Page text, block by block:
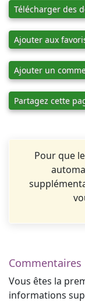
Télécharger des
Ajouter aux
Ajouter un
Partagez cette
Pour que
Commentaires
Vous êtes la
informations